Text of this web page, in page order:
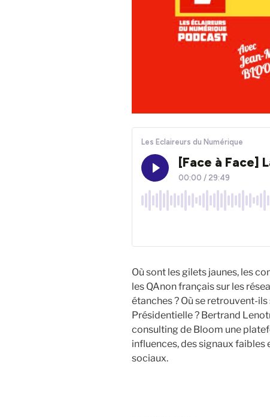
Où sont les gilets jaunes, les
les QAnon français sur les
étanches ? Où se retrouvent-
Présidentielle ? Bertrand
consulting de Bloom une
influences, des signaux faibles
sociaux.